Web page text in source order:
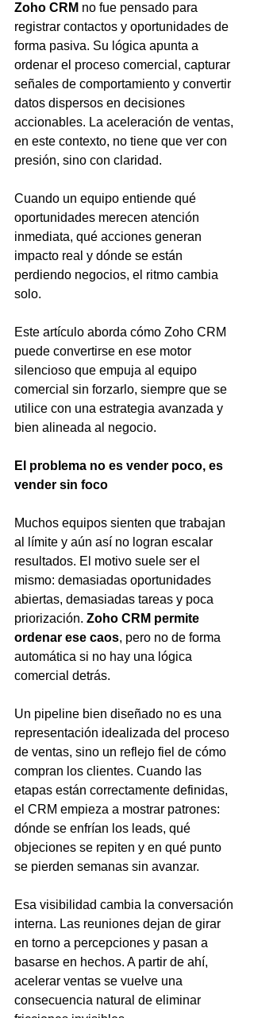
Zoho CRM no fue pensado para
registrar contactos y oportunidades de
forma pasiva. Su lógica apunta a
ordenar el proceso comercial, capturar
señales de comportamiento y convertir
datos dispersos en decisiones
accionables. La aceleración de ventas,
en este contexto, no tiene que ver con
presión, sino con claridad.
Cuando un equipo entiende qué
oportunidades merecen atención
inmediata, qué acciones generan
impacto real y dónde se están
perdiendo negocios, el ritmo cambia
solo.
Este artículo aborda cómo Zoho CRM
puede convertirse en ese motor
silencioso que empuja al equipo
comercial sin forzarlo, siempre que se
utilice con una estrategia avanzada y
bien alineada al negocio.
El problema no es vender poco, es
vender sin foco
Muchos equipos sienten que trabajan
al límite y aún así no logran escalar
resultados. El motivo suele ser el
mismo: demasiadas oportunidades
abiertas, demasiadas tareas y poca
priorización. Zoho CRM permite
ordenar ese caos, pero no de forma
automática si no hay una lógica
comercial detrás.
Un pipeline bien diseñado no es una
representación idealizada del proceso
de ventas, sino un reflejo fiel de cómo
compran los clientes. Cuando las
etapas están correctamente definidas,
el CRM empieza a mostrar patrones:
dónde se enfrían los leads, qué
objeciones se repiten y en qué punto
se pierden semanas sin avanzar.
Esa visibilidad cambia la conversación
interna. Las reuniones dejan de girar
en torno a percepciones y pasan a
basarse en hechos. A partir de ahí,
acelerar ventas se vuelve una
consecuencia natural de eliminar